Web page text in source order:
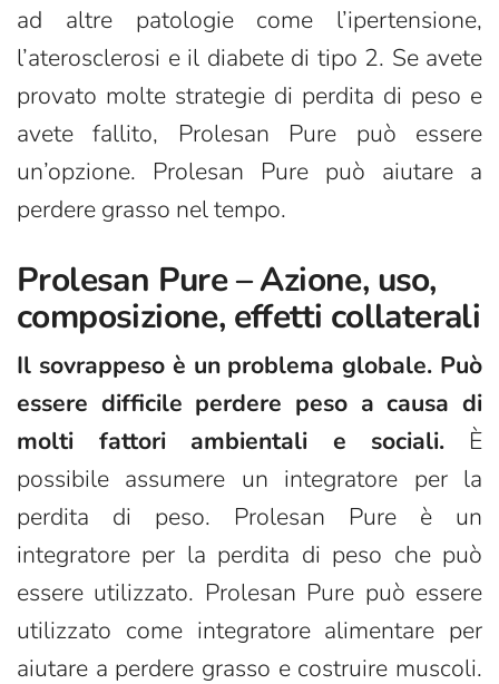
ad altre patologie come l’ipertensione,
l’aterosclerosi e il diabete di tipo 2. Se avete
provato molte strategie di perdita di peso e
avete fallito, Prolesan Pure può essere
un’opzione. Prolesan Pure può aiutare a
perdere grasso nel tempo.
Prolesan Pure – Azione, uso,
composizione, effetti collaterali
Il sovrappeso è un problema globale. Può
essere difficile perdere peso a causa di
molti fattori ambientali e sociali. È
possibile assumere un integratore per la
perdita di peso. Prolesan Pure è un
integratore per la perdita di peso che può
essere utilizzato. Prolesan Pure può essere
utilizzato come integratore alimentare per
aiutare a perdere grasso e costruire muscoli.